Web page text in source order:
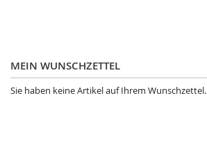
MEIN WUNSCHZETTEL
Sie haben keine Artikel auf Ihrem Wunschzettel.